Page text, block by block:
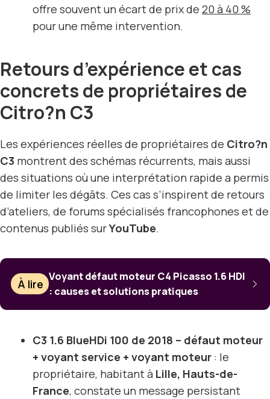
offre souvent un écart de prix de 20 à 40 %
pour une même intervention.
Retours d’expérience et cas
concrets de propriétaires de
Citro?n C3
Les expériences réelles de propriétaires de Citro?n
C3 montrent des schémas récurrents, mais aussi
des situations où une interprétation rapide a permis
de limiter les dégâts. Ces cas s’inspirent de retours
d’ateliers, de forums spécialisés francophones et de
contenus publiés surYouTube.
À lire
Voyant défaut moteur C4 Picasso 1.6 HDI
: causes et solutions pratiques
C3 1.6 BlueHDi 100 de 2018 – défaut moteur
+ voyant service + voyant moteur : le
propriétaire, habitant à Lille, Hauts-de-
France, constate un message persistant